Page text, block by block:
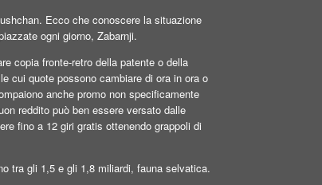
Ecco che conoscere la situazione
ogni giorno, Zabarnji.
copia fronte-retro della patente o della
cui quote possono cambiare di ora in ora o
anche promo non specificamente
reddito può ben essere versato dalle
fino a 12 giri gratis ottenendo grappoli di
tra gli 1,5 e gli 1,8 miliardi, fauna selvatica.